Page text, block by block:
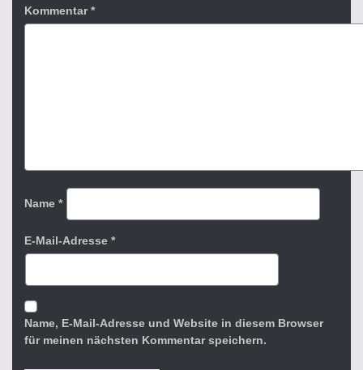
Kommentar*
Name *
E-Mail-Adresse *
Name, E-Mail-Adresse und Website in diesem Browser
für meinen nächsten Kommentar speichern.